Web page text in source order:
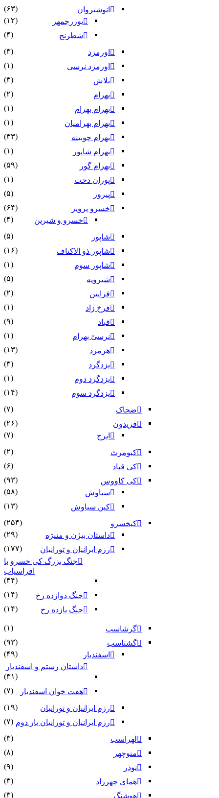
انوشیروان
(۶۳)
بوزرجمهر
(۱۲)
شطرنج
(۴)
اورمزد
(۳)
اورمزد نرسى‏
(۱)
بلاش
(۳)
بهرام
(۲)
بهرام بهرام
(۱)
بهرام بهرامیان‏
(۱)
بهرام چوبینه
(۳۳)
بهرام شاپور
(۱)
بهرام گور
(۵۹)
پوران دخت
(۱)
پیروز
(۵)
خسرو پرویز
(۶۴)
خسرو و شیرین
(۴)
شاپور
(۵)
شاپور ذو الاکتاف
(۱۶)
شاپور سوم‏
(۱)
شیرویه
(۵)
فرایین
(۲)
فرخ زاد
(۱)
قباد
(۹)
نرسئ بهرام‏
(۱)
هرمزد
(۱۳)
یزدگرد
(۳)
یزدگرد دوم
(۱)
یزدگرد سوم
(۱۴)
ضحاک
(۷)
فریدون
(۲۶)
ایرج
(۷)
کیومرث
(۲)
کی قباد
(۶)
کی کاووس
(۹۳)
سیاوش
(۵۸)
کین سیاوش
(۱۳)
کیخسرو
(۲۵۴)
داستان بیژن و منیژه
(۲۹)
رزم ایرانیان و تورانیان
(۱۷۷)
جنگ بزرگ کی خسرو با
افراسیاب
(۴۴)
جنگ دوازده رخ
(۱۴)
جنگ یازده رخ
(۱۴)
گرشاسپ
(۱)
گشتاسب
(۹۳)
اسفندیار
(۴۹)
داستان رستم و اسفندیار
(۳۱)
هفت خوان اسفندیار
(۷)
رزم ایرانیان و تورانیان
(۱۹)
رزم ایرانیان و تورانیان بار دوم (۷)
لهراسب
(۳)
منوچهر
(۸)
نوذر
(۹)
هماى چهرزاد
(۳)
هوشنگ
(۳)